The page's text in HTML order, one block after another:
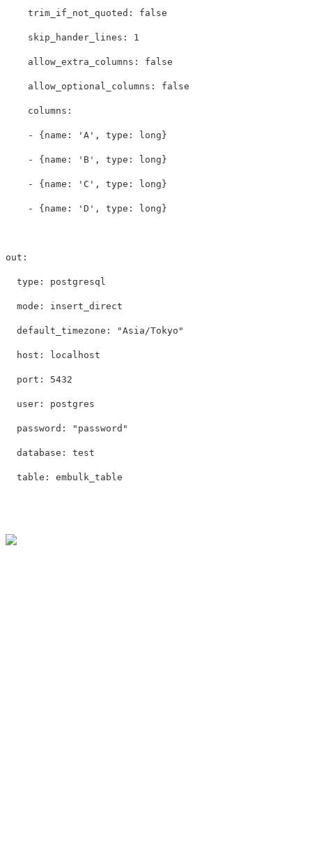
trim_if_not_quoted : false
skip_hander_lines : 1
allow_extra_columns : false
allow_optional_columns : false
columns :
- { name : ' A' , type : long }
- { name : ' B' , type : long }
- { name : ' C' , type : long }
- { name : ' D' , type : long }
out :
type : postgresql
mode : insert_direct
default_timezone : "Asia/Tokyo"
host : localhost
port : 5432
user : postgres
password : " password"
database : test
table : embulk_table